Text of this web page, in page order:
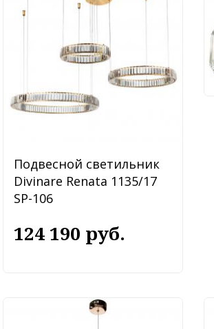
Подвесной светильник
Divinare Renata 1135/17
SP-106
124 190 руб.